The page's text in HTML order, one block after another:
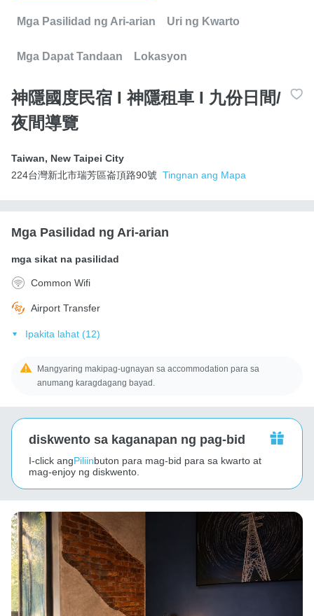
Mga Pasilidad ng Ari-arian Uri ng Kwarto
Mga Dapat Tandaan Lokasyon
神隱國度民宿 I 神隱租車 I 九份日間/
夜間導覽
Taiwan, New Taipei City
224台灣新北市瑞芳區崙頂路90號 Tingnan ang Mapa
Mga Pasilidad ng Ari-arian
mga sikat na pasilidad
Common Wifi
Airport Transfer
Ipakita lahat (12)
Mangyaring makipag-ugnayan sa accommodation para sa
anumang karagdagang bayad.
diskwento sa kaganapan ng pag-bid
I-click angPiliinbuton para mag-bid para sa kwarto at
mag-enjoy ng diskwento.